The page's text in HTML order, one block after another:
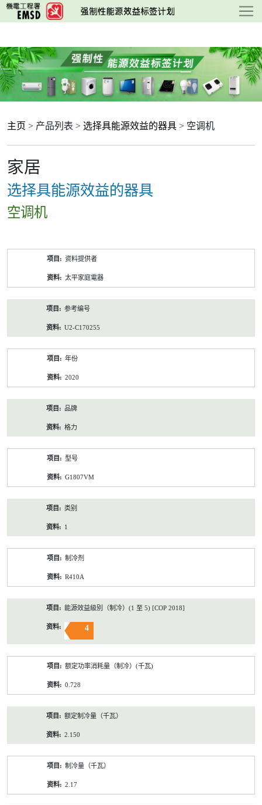
跳
至
要
内
容
主页 > 产品列表 > 选择具能源效益的器具 > 空调机
家居
选择具能源效益的器具
空调机
资料提供者
太平家庭電器
参考编号
U2-C170255
年份
2020
品牌
格力
型号
G1807VM
类别
1
制冷剂
R410A
能源效益級別（制冷）(1 至 5) [COP 2018]
4
额定功率消耗量（制冷）(千瓦)
0.728
额定制冷量（千瓦）
2.150
制冷量（千瓦）
2.17